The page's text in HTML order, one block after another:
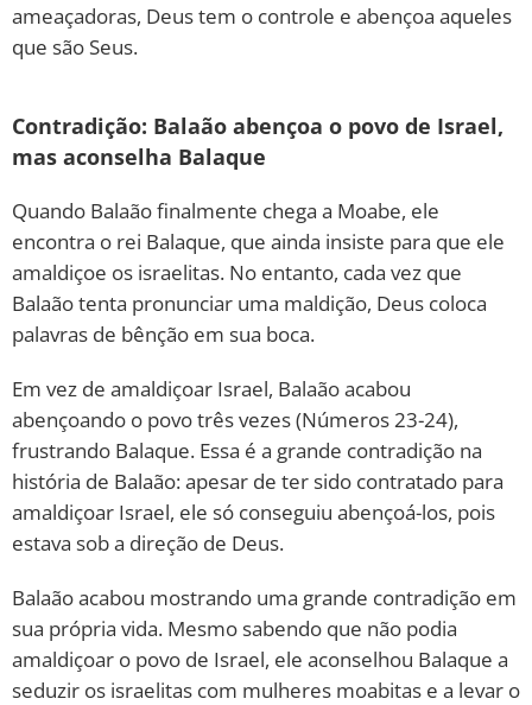
ameaçadoras, Deus tem o controle e abençoa aqueles
que são Seus.
Contradição: Balaão abençoa o povo de Israel,
mas aconselha Balaque
Quando Balaão finalmente chega a Moabe, ele
encontra o rei Balaque, que ainda insiste para que ele
amaldiçoe os israelitas. No entanto, cada vez que
Balaão tenta pronunciar uma maldição, Deus coloca
palavras de bênção em sua boca.
Em vez de amaldiçoar Israel, Balaão acabou
abençoando o povo três vezes (Números 23-24),
frustrando Balaque. Essa é a grande contradição na
história de Balaão: apesar de ter sido contratado para
amaldiçoar Israel, ele só conseguiu abençoá-los, pois
estava sob a direção de Deus.
Balaão acabou mostrando uma grande contradição em
sua própria vida. Mesmo sabendo que não podia
amaldiçoar o povo de Israel, ele aconselhou Balaque a
seduzir os israelitas com mulheres moabitas e a levar o